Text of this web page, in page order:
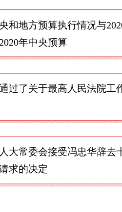
和地方预算执行情况与
年中央预算
过了关于最高人民法院工
大常委会接受冯忠华辞去
求的决定